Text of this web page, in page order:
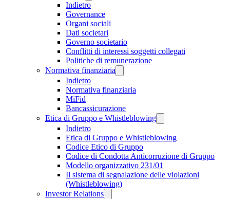
Indietro
Governance
Organi sociali
Dati societari
Governo societario
Conflitti di interessi soggetti collegati
Politiche di remunerazione
Normativa finanziaria
Indietro
Normativa finanziaria
MiFid
Bancassicurazione
Etica di Gruppo e Whistleblowing
Indietro
Etica di Gruppo e Whistleblowing
Codice Etico di Gruppo
Codice di Condotta Anticorruzione di Gruppo
Modello organizzativo 231/01
Il sistema di segnalazione delle violazioni
(Whistleblowing)
Investor Relations